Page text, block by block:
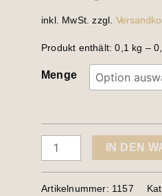
inkl. MwSt. zzgl.
Produkt enthält: 0,1 kg –
Menge
IN DEN
Artikelnummer: 1157